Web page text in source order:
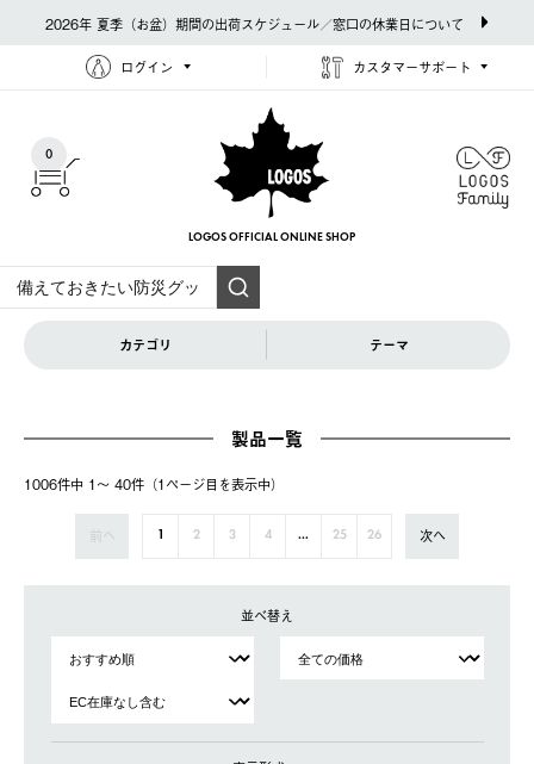
2026年 夏季（お盆）期間の出荷スケジュール／窓口の休業日について
ログイン カスタマーサポート
0
LOGOS OFFICIAL ONLINE SHOP
カテゴリ テーマ
製品一覧
1006件中 1〜 40件（1ページ⽬を表⽰中）
前へ 1 2 3 4 ... 25 26 次へ
並べ替え